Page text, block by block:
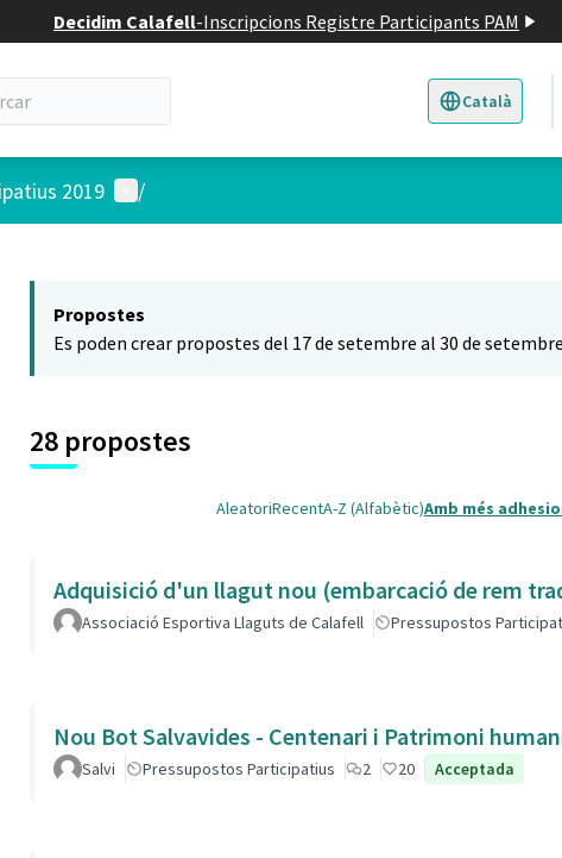
Decidim Calafell-Inscripcions Registre Participants PAM
Català
Triar la llengua
2019 Menú d'usuari
/
Propostes
Es poden crear propostes del 17 de setembre al 30 de
28 propostes
AleatoriRecentA-Z (Alfabètic)Amb més
Adquisició d'un llagut nou (embarcació de rem
Associació Esportiva Llaguts de Calafell Pressupostos
Nou Bot Salvavides - Centenari i Patrimoni
Salvi Pressupostos Participatius 2 20 Acceptada